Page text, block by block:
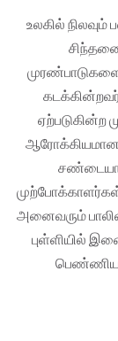
உலகில் நிலவும்
ஏற்படுகின்ற
ஆரோக்கியமான
அனைவரும்
புள்ளியில்